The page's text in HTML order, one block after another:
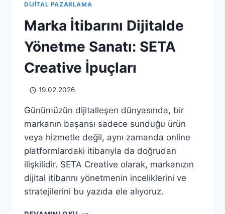
DIJITAL PAZARLAMA
Marka İtibarını Dijitalde
Yönetme Sanatı: SETA
Creative İpuçları
19.02.2026
Günümüzün dijitalleşen dünyasında, bir
markanın başarısı sadece sunduğu ürün
veya hizmetle değil, aynı zamanda online
platformlardaki itibarıyla da doğrudan
ilişkilidir. SETA Creative olarak, markanızın
dijital itibarını yönetmenin inceliklerini ve
stratejilerini bu yazıda ele alıyoruz.
MARKA